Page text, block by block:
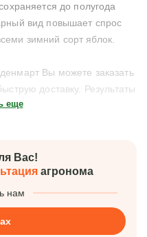
до полугода
вид повышает спрос
зимний сорт яблок.
Вы можете заказать
доставку. Результаты
еще
Вас!
агронома
нам